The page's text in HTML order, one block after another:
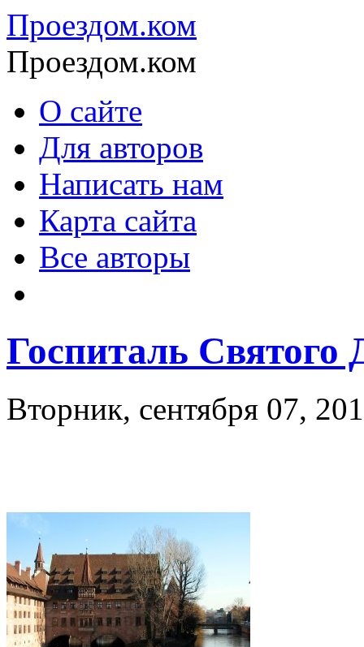
Проездом.ком
Проездом.ком
О сайте
Для авторов
Написать нам
Карта сайта
Все авторы
Госпиталь Святого
Вторник, сентября 07,